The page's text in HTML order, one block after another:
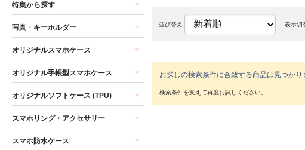
並び替え 表示切
お探しの検索条件に合致する商品は見つかり
特集から探す
写真・キーホルダー
オリジナルスマホケース
オリジナル手帳型スマホケース
オリジナルソフトケース (TPU)
スマホリング・アクセサリー
スマホ防水ケース